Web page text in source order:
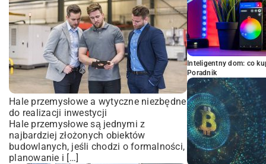
Hale przemysłowe a wytyczne niezbędne
do realizacji inwestycji
Hale przemysłowe są jednymi z
najbardziej złożonych obiektów
budowlanych, jeśli chodzi o formalności,
planowanie i […]
Inteligentny dom: co
Poradnik